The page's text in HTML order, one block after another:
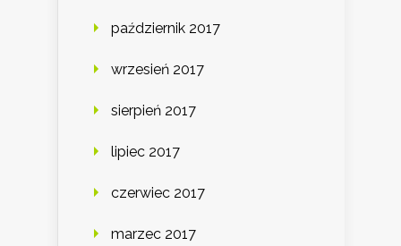
październik 2017
wrzesień 2017
sierpień 2017
lipiec 2017
czerwiec 2017
marzec 2017